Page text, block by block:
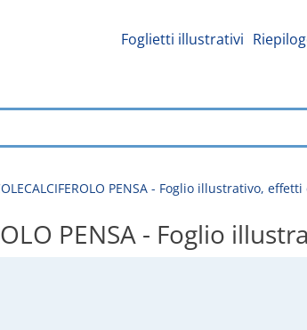
Foglietti illustrativi
PENSA - Foglio illustrativo,
PENSA - Foglio